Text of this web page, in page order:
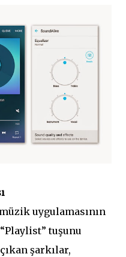
uygulamasının
tuşunu
şarkılar,